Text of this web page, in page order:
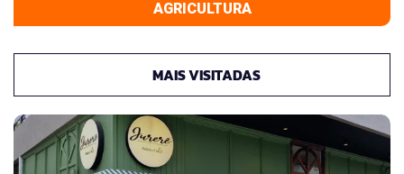
AGRICULTURA
MAIS VISITADAS